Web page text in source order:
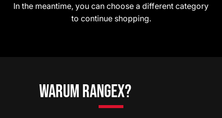
Warum RangeX?
In the meantime, you can choose a different category
to continue shopping.